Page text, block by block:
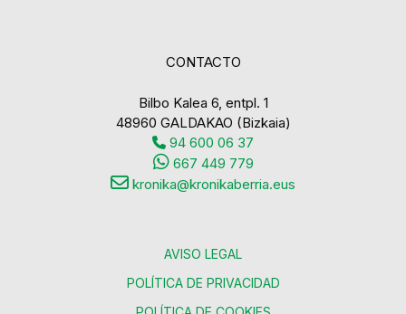
CONTACTO
Bilbo Kalea 6, entpl. 1
48960 GALDAKAO (Bizkaia)
94 600 06 37
667 449 779
kronika@kronikaberria.eus
AVISO LEGAL
POLÍTICA DE PRIVACIDAD